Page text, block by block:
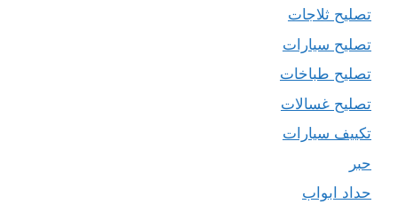
تصليح ثلاجات
تصليح سيارات
تصليح طباخات
تصليح غسالات
تكييف سيارات
حبر
حداد ابواب